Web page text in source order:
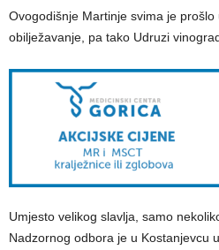
Ovogodišnje Martinje svima je
obilježavanje, pa tako Udruzi
Umjesto velikog slavlja, samo
Nadzornog odbora je u Kostanjevcu